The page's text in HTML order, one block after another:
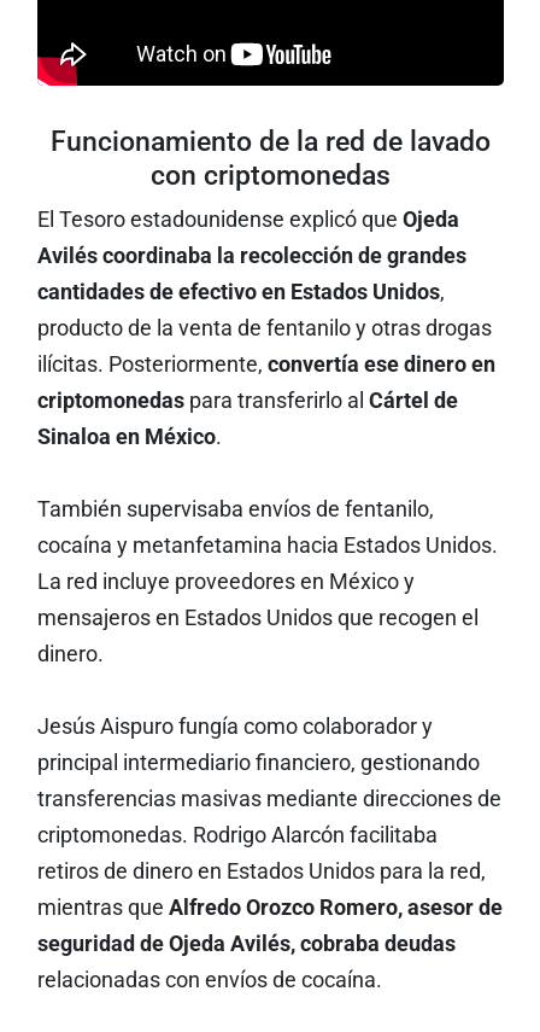
Funcionamiento de la red de lavado
con criptomonedas
El Tesoro estadounidense explicó que Ojeda
Avilés coordinaba la recolección de grandes
cantidades de efectivo en Estados Unidos,
producto de la venta de fentanilo y otras drogas
ilícitas. Posteriormente, convertía ese dinero en
criptomonedaspara transferirlo al Cártel de
Sinaloa en México.
También supervisaba envíos de fentanilo,
cocaína y metanfetamina hacia Estados Unidos.
La red incluye proveedores en México y
mensajeros en Estados Unidos que recogen el
dinero.
Jesús Aispuro fungía como colaborador y
principal intermediario financiero, gestionando
transferencias masivas mediante direcciones de
criptomonedas. Rodrigo Alarcón facilitaba
retiros de dinero en Estados Unidos para la red,
mientras que Alfredo Orozco Romero, asesor de
seguridad de Ojeda Avilés, cobraba deudas
relacionadas con envíos de cocaína.